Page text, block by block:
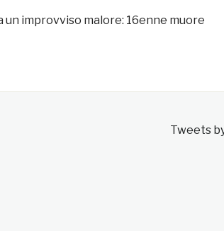
improvviso malore: 16enne muore
Tweets